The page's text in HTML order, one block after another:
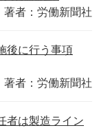
著者：労働新聞社
後に行う事項
著者：労働新聞社
者は製造ライン